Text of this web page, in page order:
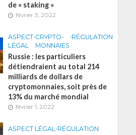
de « staking »
février 3, 2022
ASPECT
LÉGAL
•CRYPTO-
MONNAIES
•RÉGULATION
Russie : les particuliers
détiendraient au total 214
milliards de dollars de
cryptomonnaies, soit près de
13% du marché mondial
février 1, 2022
ASPECT LÉGAL•RÉGULATION